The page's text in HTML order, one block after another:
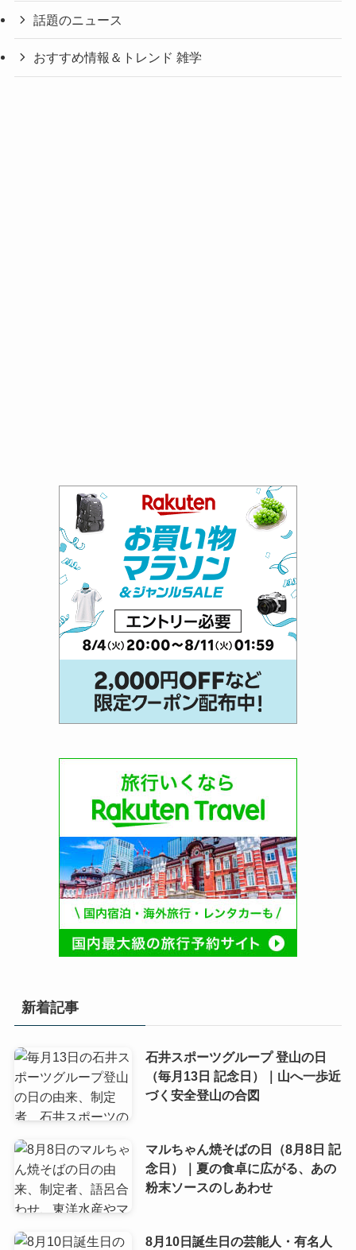
話題のニュース
おすすめ情報＆トレンド 雑学
新着記事
石井スポーツグループ 登山の日
（毎月13日 記念日）｜山へ一歩近
づく安全登山の合図
マルちゃん焼そばの日（8月8日 記
念日）｜夏の食卓に広がる、あの
粉末ソースのしあわせ
8月10日誕生日の芸能人・有名人